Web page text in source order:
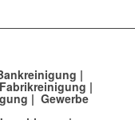
|
|
| Gewerbe